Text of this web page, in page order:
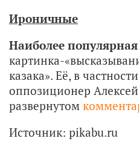
Ироничные
Наиболее популярная
картинка-
казака». Её, в
оппозиционер
развернутом
Источник: pikabu.ru